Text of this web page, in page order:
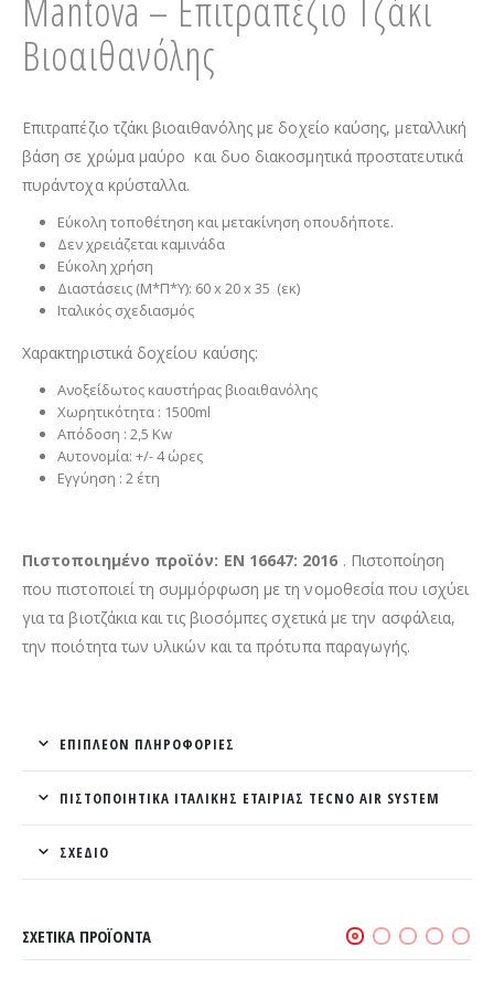
Mantova – Επιτραπέζιο Τζάκι
Βιοαιθανόλης
Επιτραπέζιο τζάκι βιοαιθανόλης με δοχείο καύσης, μεταλλική
βάση σε χρώμα μαύρο και δυο διακοσμητικά προστατευτικά
πυράντοχα κρύσταλλα.
Εύκολη τοποθέτηση και μετακίνηση οπουδήποτε.
Δεν χρειάζεται καμινάδα
Εύκολη χρήση
Διαστάσεις (Μ*Π*Υ): 60 x 20 x 35 (εκ)
Ιταλικός σχεδιασμός
Χαρακτηριστικά δοχείου καύσης:
Ανοξείδωτος καυστήρας βιοαιθανόλης
Χωρητικότητα : 1500ml
Απόδοση : 2,5 Kw
Αυτονομία: +/- 4 ώρες
Εγγύηση : 2 έτη
Πιστοποιημένο προϊόν: EN 16647: 2016 . Πιστοποίηση
που πιστοποιεί τη συμμόρφωση με τη νομοθεσία που ισχύει
για τα βιοτζάκια και τις βιοσόμπες σχετικά με την ασφάλεια,
την ποιότητα των υλικών και τα πρότυπα παραγωγής.
ΕΠΙΠΛΈΟΝ ΠΛΗΡΟΦΟΡΊΕΣ
ΠΙΣΤΟΠΟΙΗΤΙΚΆ ΙΤΑΛΙΚΉΣ ΕΤΑΙΡΊΑΣ TECNO AIR SYSTEM
ΣΧΕΔΙΟ
ΣΧΕΤΙΚΆ ΠΡΟΪΌΝΤΑ